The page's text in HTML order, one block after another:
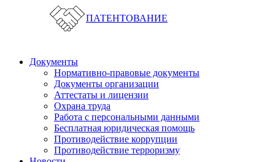
ПАТЕНТОВАНИЕ
Документы
Нормативно-правовые документы
Документы организации
Аттестаты и лицензии
Охрана труда
Работа с персональными данными
Бесплатная юридическая помощь
Противодействие коррупции
Противодействие терроризму